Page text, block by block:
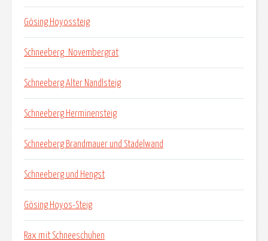
Gösing Hoyossteig
Schneeberg_Novembergrat
Schneeberg Alter Nandlsteig
Schneeberg Herminensteig
Schneeberg Brandmauer und Stadelwand
Schneeberg und Hengst
Gösing Hoyos-Steig
Rax mit Schneeschuhen